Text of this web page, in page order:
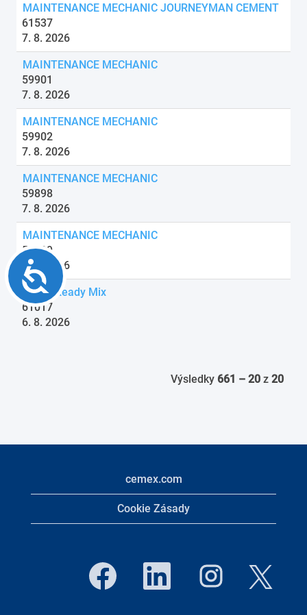
Accessibility
MAINTENANCE MECHANIC JOURNEYMAN CEMENT
61537
7. 8. 2026
MAINTENANCE MECHANIC
59901
7. 8. 2026
MAINTENANCE MECHANIC
59902
7. 8. 2026
MAINTENANCE MECHANIC
59898
7. 8. 2026
MAINTENANCE MECHANIC
59899
7. 8. 2026
Driver Ready Mix
61017
6. 8. 2026
Výsledky 661 – 20 z 20
cemex.com
Cookie Zásady
O
e
O
e
O
e
O
e